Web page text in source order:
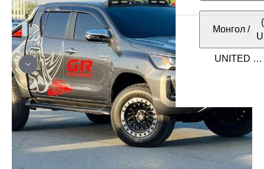
Монгол /